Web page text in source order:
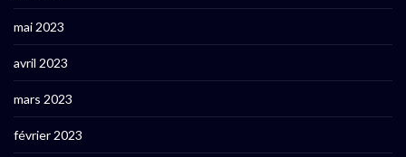
mai 2023
avril 2023
mars 2023
février 2023